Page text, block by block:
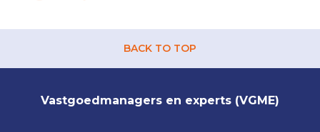
BACK TO TOP
Vastgoedmanagers en experts (VGME)